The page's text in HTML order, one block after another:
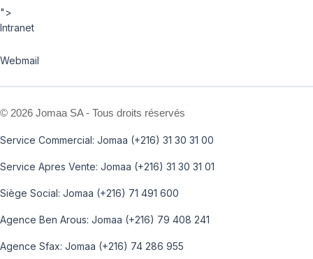
">
Intranet
Webmail
© 2026 Jomaa SA - Tous droits réservés
Service Commercial: Jomaa (+216) 31 30 31 00
Service Apres Vente: Jomaa (+216) 31 30 31 01
Siège Social: Jomaa (+216) 71 491 600
Agence Ben Arous: Jomaa (+216) 79 408 241
Agence Sfax: Jomaa (+216) 74 286 955